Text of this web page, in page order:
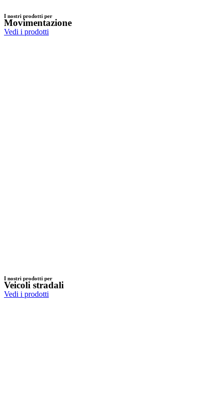
I nostri prodotti per
Movimentazione
Vedi i prodotti
I nostri prodotti per
Veicoli stradali
Vedi i prodotti